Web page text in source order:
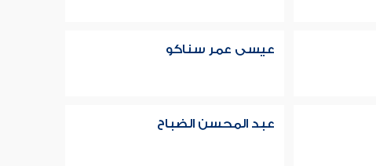
عيسى عمر سناكو
عبد المحسن الضباح